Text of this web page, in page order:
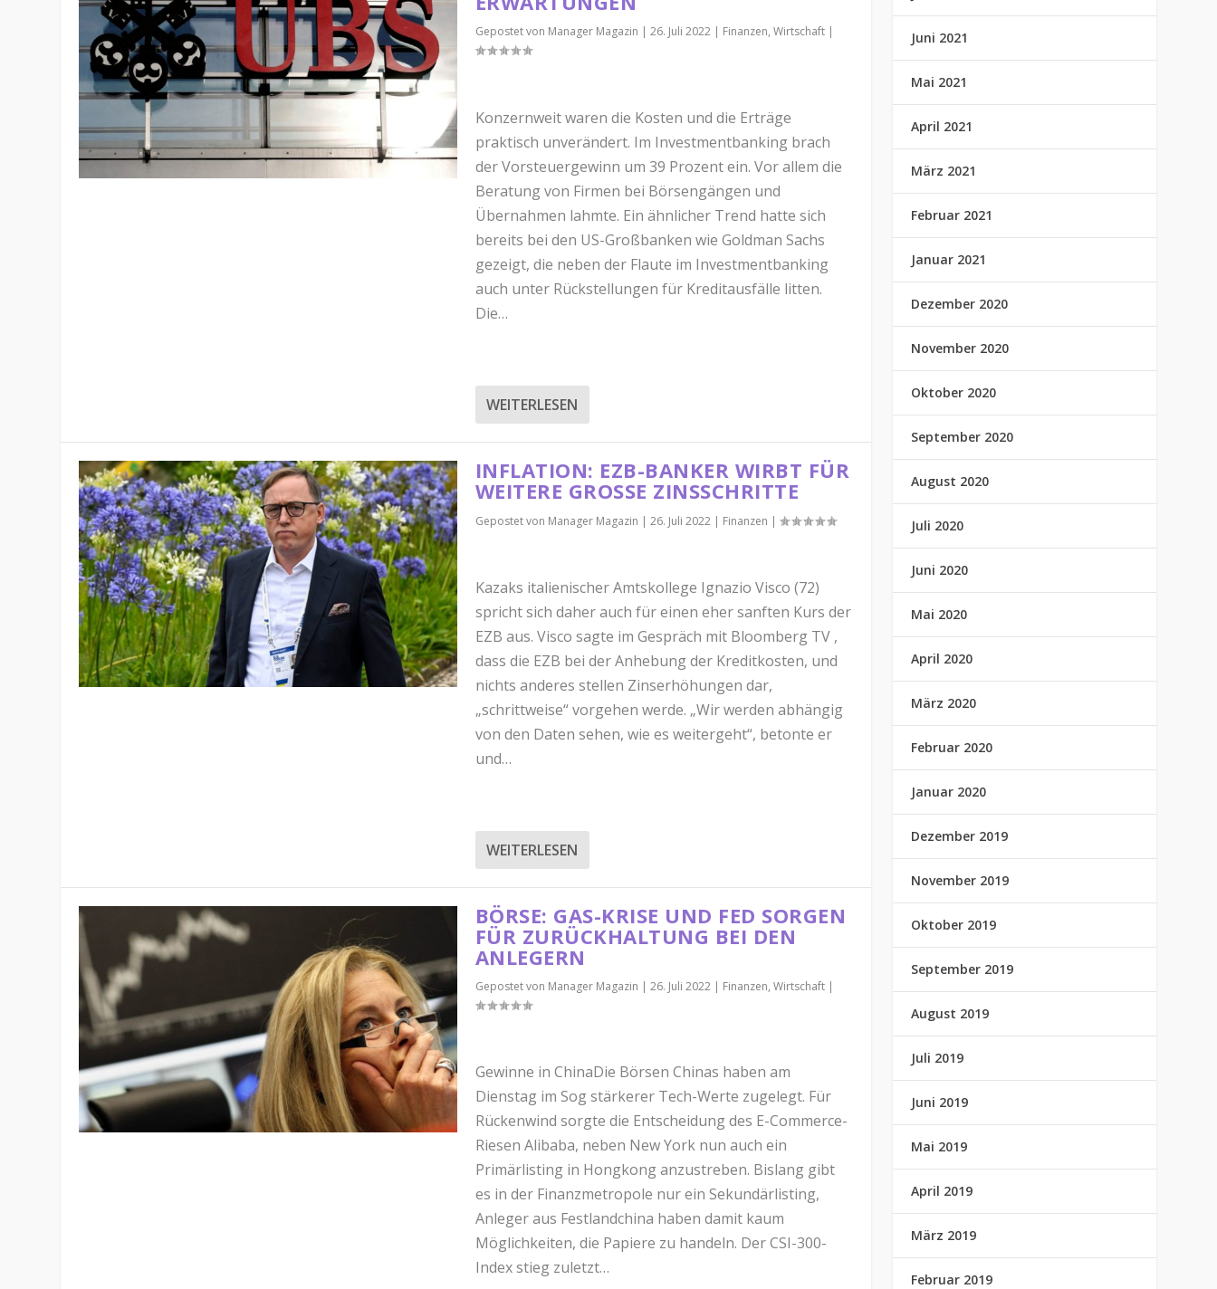
Gepostet von Manager Magazin | 26. Juli 2022| Finanzen, Wirtschaft|
Konzernweit waren die Kosten und die Erträge
praktisch unverändert. Im Investmentbanking brach
der Vorsteuergewinn um 39 Prozent ein. Vor allem die
Beratung von Firmen bei Börsengängen und
Übernahmen lahmte. Ein ähnlicher Trend hatte sich
bereits bei den US-Großbanken wie Goldman Sachs
gezeigt, die neben der Flaute im Investmentbanking
auch unter Rückstellungen für Kreditausfälle litten.
Die…
WEITERLESEN
INFLATION: EZB-BANKER WIRBT FÜR
WEITERE GROSSE ZINSSCHRITTE
Gepostet von Manager Magazin | 26. Juli 2022| Finanzen |
Kazaks italienischer Amtskollege Ignazio Visco (72)
spricht sich daher auch für einen eher sanften Kurs der
EZB aus. Visco sagte im Gespräch mit Bloomberg TV ,
dass die EZB bei der Anhebung der Kreditkosten, und
nichts anderes stellen Zinserhöhungen dar,
„schrittweise“ vorgehen werde. „Wir werden abhängig
von den Daten sehen, wie es weitergeht“, betonte er
und…
WEITERLESEN
BÖRSE: GAS-KRISE UND FED SORGEN
FÜR ZURÜCKHALTUNG BEI DEN
ANLEGERN
Gepostet von Manager Magazin | 26. Juli 2022| Finanzen, Wirtschaft|
Gewinne in ChinaDie Börsen Chinas haben am
Dienstag im Sog stärkerer Tech-Werte zugelegt. Für
Rückenwind sorgte die Entscheidung des E-Commerce-
Riesen Alibaba, neben New York nun auch ein
Primärlisting in Hongkong anzustreben. Bislang gibt
es in der Finanzmetropole nur ein Sekundärlisting,
Anleger aus Festlandchina haben damit kaum
Möglichkeiten, die Papiere zu handeln. Der CSI-300-
Index stieg zuletzt…
Juni 2021
Mai 2021
April 2021
März 2021
Februar 2021
Januar 2021
Dezember 2020
November 2020
Oktober 2020
September 2020
August 2020
Juli 2020
Juni 2020
Mai 2020
April 2020
März 2020
Februar 2020
Januar 2020
Dezember 2019
November 2019
Oktober 2019
September 2019
August 2019
Juli 2019
Juni 2019
Mai 2019
April 2019
März 2019
Februar 2019